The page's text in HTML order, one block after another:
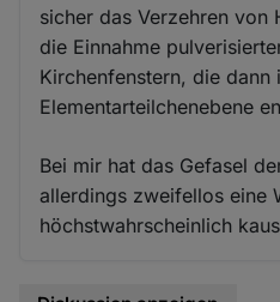
sicher das Verzehren von
die Einnahme
Kirchenfenstern, die dann
Elementarteilchenebene
Bei mir hat das Gefasel
allerdings zweifellos eine
höchstwahrscheinlich